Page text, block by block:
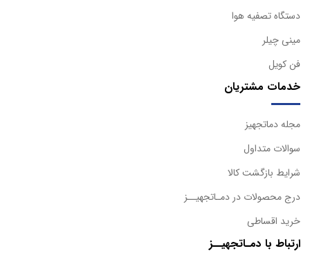
دستگاه تصفيه هوا
مینی چیلر
فن کویل
خدمات مشتریان
مجله دماتجهیز
سوالات متداول
شرایط بازگشت کالا
درج محصولات در دمـاتجهیــز
خرید اقساطی
ارتباط با دمـاتجهیــز